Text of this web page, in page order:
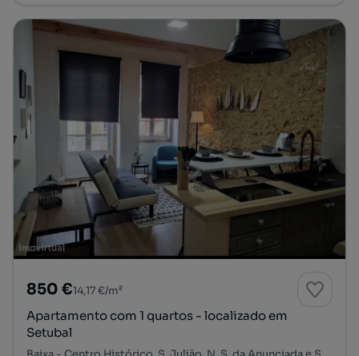
850 €14,17 €/m²
Apartamento com 1 quartos - localizado em
Setubal